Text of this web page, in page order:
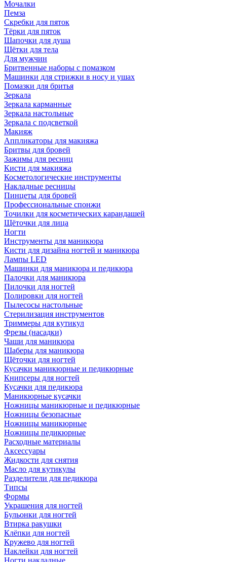
Мочалки
Пемза
Скребки для пяток
Тёрки для пяток
Шапочки для душа
Щётки для тела
Для мужчин
Бритвенные наборы с помазком
Машинки для стрижки в носу и ушах
Помазки для бритья
Зеркала
Зеркала карманные
Зеркала настольные
Зеркала с подсветкой
Макияж
Аппликаторы для макияжа
Бритвы для бровей
Зажимы для ресниц
Кисти для макияжа
Косметологические инструменты
Накладные ресницы
Пинцеты для бровей
Профессиональные спонжи
Точилки для косметических карандашей
Щёточки для лица
Ногти
Инструменты для маникюра
Кисти для дизайна ногтей и маникюра
Лампы LED
Машинки для маникюра и педикюра
Палочки для маникюра
Пилочки для ногтей
Полировки для ногтей
Пылесосы настольные
Стерилизация инструментов
Триммеры для кутикул
Фрезы (насадки)
Чаши для маникюра
Шаберы для маникюра
Щёточки для ногтей
Кусачки маникюрные и педикюрные
Книпсеры для ногтей
Кусачки для педикюра
Маникюрные кусачки
Ножницы маникюрные и педикюрные
Ножницы безопасные
Ножницы маникюрные
Ножницы педикюрные
Расходные материалы
Аксессуары
Жидкости для снятия
Масло для кутикулы
Разделители для педикюра
Типсы
Формы
Украшения для ногтей
Бульонки для ногтей
Втирка ракушки
Клёпки для ногтей
Кружево для ногтей
Наклейки для ногтей
Ногти накладные